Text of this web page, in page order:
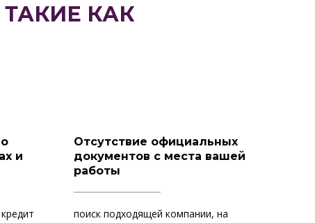
КАК
и
Отсутствие официальных
документов с места вашей
работы
поиск подходящей компании, на